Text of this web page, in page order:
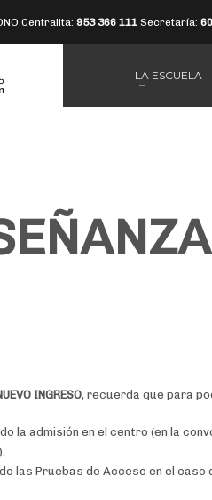
Centralita: 953 366 111 Secretaría:
LA ESCUELA
INGRESO, recuerda que para
la admisión en el centro (en la
las Pruebas de Acceso en el